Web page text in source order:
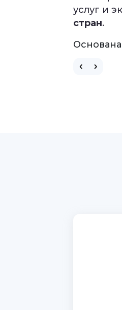
услуг и
стран.
Основана